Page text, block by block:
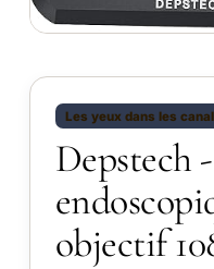
Les yeux dans les
Depstech
objectif